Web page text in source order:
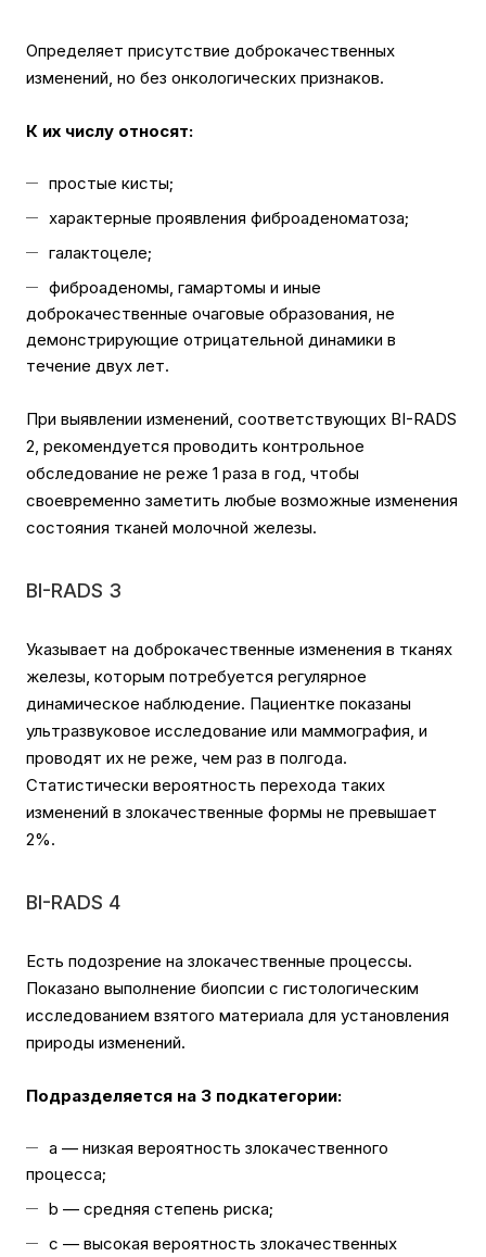
Определяет присутствие доброкачественных
изменений, но без онкологических признаков.
К их числу относят:
простые кисты;
характерные проявления фиброаденоматоза;
галактоцеле;
фиброаденомы, гамартомы и иные
доброкачественные очаговые образования, не
демонстрирующие отрицательной динамики в
течение двух лет.
При выявлении изменений, соответствующих BI-RADS
2, рекомендуется проводить контрольное
обследование не реже 1 раза в год, чтобы
своевременно заметить любые возможные изменения
состояния тканей молочной железы.
BI-RADS 3
Указывает на доброкачественные изменения в тканях
железы, которым потребуется регулярное
динамическое наблюдение. Пациентке показаны
ультразвуковое исследование или маммография, и
проводят их не реже, чем раз в полгода.
Статистически вероятность перехода таких
изменений в злокачественные формы не превышает
2%.
BI-RADS 4
Есть подозрение на злокачественные процессы.
Показано выполнение биопсии с гистологическим
исследованием взятого материала для установления
природы изменений.
Подразделяется на 3 подкатегории:
а — низкая вероятность злокачественного
процесса;
b — средняя степень риска;
c — высокая вероятность злокачественных